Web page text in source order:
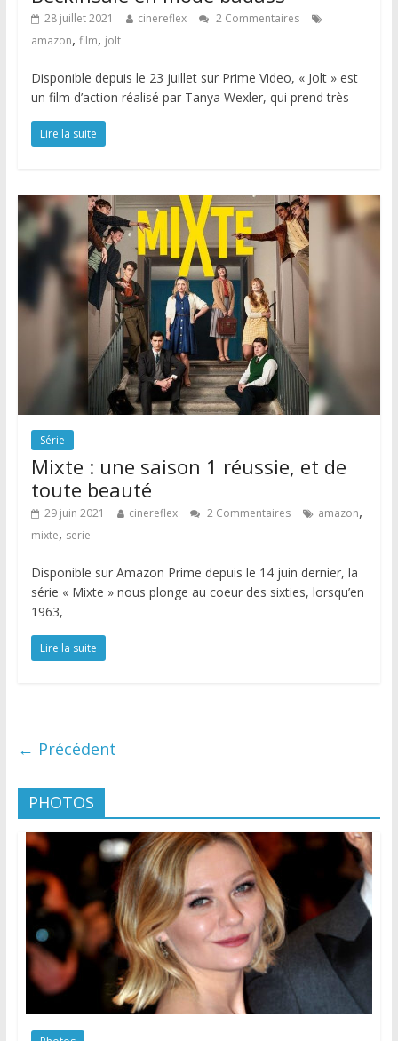
28 juillet 2021 cinereflex
2 Commentaires
amazon, film, jolt
Disponible depuis le 23 juillet sur Prime Video, « Jolt » est
un film d’action réalisé par Tanya Wexler, qui prend très
Lire la suite
Série
Mixte : une saison 1 réussie, et de
toute beauté
29 juin 2021 cinereflex 2 Commentaires amazon,
mixte, serie
Disponible sur Amazon Prime depuis le 14 juin dernier, la
série « Mixte » nous plonge au coeur des sixties, lorsqu’en
1963,
Lire la suite
← Précédent
PHOTOS